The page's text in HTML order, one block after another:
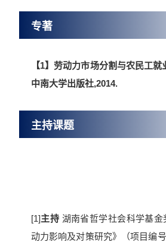
专著
【1】劳动力市场分割与农民工就
中南大学出版社,2014.
主持课题
[1]主持 湖南省哲学社会科学基
动力影响及对策研究》（项目编